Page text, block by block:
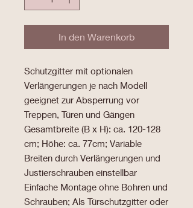
In den Warenkorb
Schutzgitter mit optionalen
Verlängerungen je nach Modell
geeignet zur Absperrung vor
Treppen, Türen und Gängen
Gesamtbreite (B x H): ca. 120-128
cm; Höhe: ca. 77cm; Variable
Breiten durch Verlängerungen und
Justierschrauben einstellbar
Einfache Montage ohne Bohren und
Schrauben; Als Türschutzgitter oder